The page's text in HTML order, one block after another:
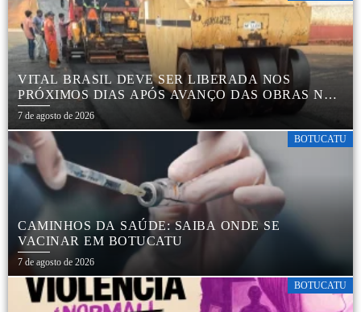
VITAL BRASIL DEVE SER LIBERADA NOS
PRÓXIMOS DIAS APÓS AVANÇO DAS OBRAS NA
REGIÃO DA RODOVIÁRIA
7 de agosto de 2026
BOTUCATU
CAMINHOS DA SAÚDE: SAIBA ONDE SE
VACINAR EM BOTUCATU
7 de agosto de 2026
BOTUCATU